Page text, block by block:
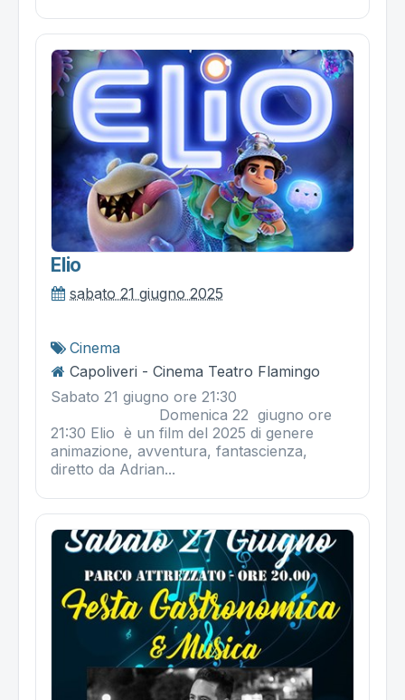
Elio
sabato 21 giugno 2025
Cinema
Capoliveri - Cinema Teatro Flamingo
Sabato 21 giugno ore 21:30
Domenica 22 giugno ore
21:30 Elio è un film del 2025 di genere
animazione, avventura, fantascienza,
diretto da Adrian...